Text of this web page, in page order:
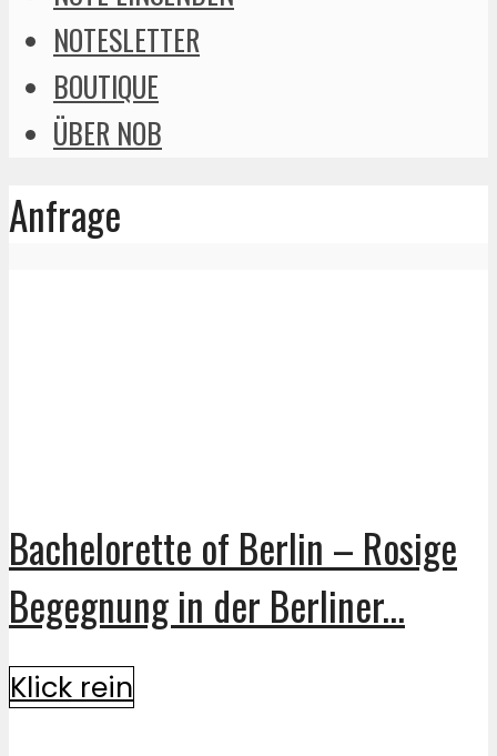
NOTESLETTER
BOUTIQUE
ÜBER NOB
Anfrage
Bachelorette of Berlin – Rosige
Begegnung in der Berliner...
Klick rein